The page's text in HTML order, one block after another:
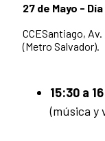
27 de Mayo -
CCESantiago,
(Metro Salvador).
15:30 a
(música y